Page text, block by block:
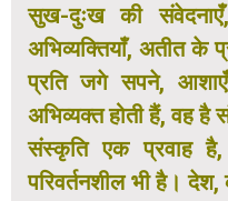
सुख-दुःख की
अभिव्यक्तियाँ, अतीत के
प्रति जगे सपने,
अभिव्यक्त होती हैं, वह है
संस्कृति एक प्रवाह है,
परिवर्तनशील भी है।